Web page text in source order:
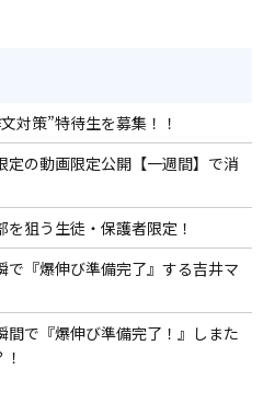
対策”特待生を募集！！
定の動画限定公開【一週間】で消
狙う生徒・保護者限定！
で『爆伸び準備完了』する吉井マ
間で『爆伸び準備完了！』しまた